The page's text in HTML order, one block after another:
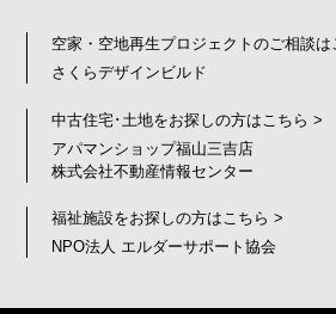
空家・空地再生プロジェクトのご相談は
さくらデザインビルド
中古住宅･土地をお探しの方はこちら >
アパマンショップ福山三吉店
株式会社不動産情報センター
福祉施設をお探しの方はこちら >
NPO法人 エルダーサポート協会